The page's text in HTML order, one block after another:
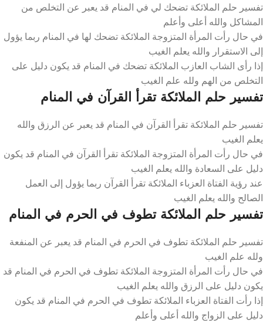
تفسير حلم الملائكة تضحك لي في المنام قد يعبر عن التخلص من
المشاكل والله أعلى وأعلم
في حال رأت المرأة المتزوجة الملائكة تضحك لها في المنام ربما يؤول
إلى الاستقرار والله يعلم الغيب
إذا رأى الشاب العازب الملائكة تضحك في المنام قد يكون دليل على
التخلص من الهم ولله علم الغيب
تفسير حلم الملائكة تقرأ القرآن في المنام
تفسير حلم الملائكة تقرأ القرآن في المنام قد يعبر عن الرزق والله
يعلم الغيب
في حال رأت المرأة المتزوجة الملائكة تقرأ القرآن في المنام قد يكون
دليل على السعادة والله يعلم الغيب
عند رؤية الفتاة العزباء الملائكة تقرأ القرآن ربما يؤول إلى العمل
الصالح والله يعلم الغيب
تفسير حلم الملائكة تطوف في الحرم في المنام
تفسير حلم الملائكة تطوف في الحرم في المنام قد يعبر عن المنفعة
ولله علم الغيب
في حال رأت المرأة المتزوجة الملائكة تطوف في الحرم في المنام قد
يكون دليل على الرزق والله يعلم الغيب
إذا رأت الفتاة العزباء الملائكة تطوف في الحرم في المنام قد يكون
دليل على الزواج والله أعلى وأعلم